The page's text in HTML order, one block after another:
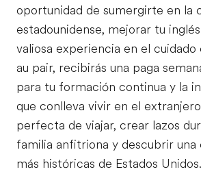
oportunidad de sumergirte en la
estadounidense, mejorar tu
valiosa experiencia en el cuidado
au pair, recibirás una paga
para tu formación continua y la
que conlleva vivir en el
perfecta de viajar, crear lazos
familia anfitriona y descubrir una
más históricas de Estados Unidos.